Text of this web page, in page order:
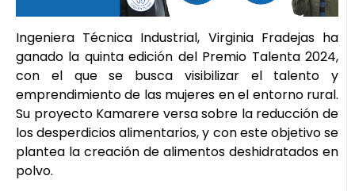
Ingeniera Técnica Industrial, Virginia Fradejas ha
ganado la quinta edición del Premio Talenta 2024,
con el que se busca visibilizar el talento y
emprendimiento de las mujeres en el entorno rural.
Su proyecto Kamarere versa sobre la reducción de
los desperdicios alimentarios, y con este objetivo se
plantea la creación de alimentos deshidratados en
polvo.